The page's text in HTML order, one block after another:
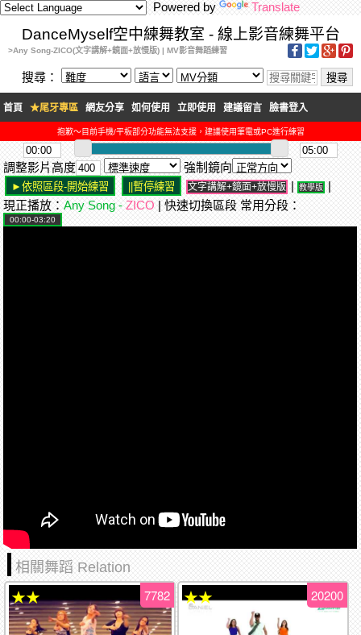
Powered by Translate
DanceMyself空中練舞教室 - 線上影音練舞平台
>Any Song-ZICO(文字講解+鏡面+放慢版) | MV影音舞蹈練習
搜尋：
首頁 ★尾牙專區 網友分享 如何使用 立即使用 建議留言 臉書登入
抱歉～目前手機/平板部分功能無法支援，建議使用筆電或PC進行練習
調整影片高度 強制鏡向
文字講解+鏡面+放慢版 |教學版
|
現正播放：Any Song -ZICO | 快速切換區段 常用分段：
相關舞蹈 Relation
7782
★★ 20200
★★